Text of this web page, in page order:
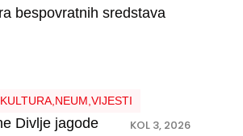
bespovratnih sredstava
KULTURA, NEUM VIJESTI
KOL 3, 2026
Divlje jagode